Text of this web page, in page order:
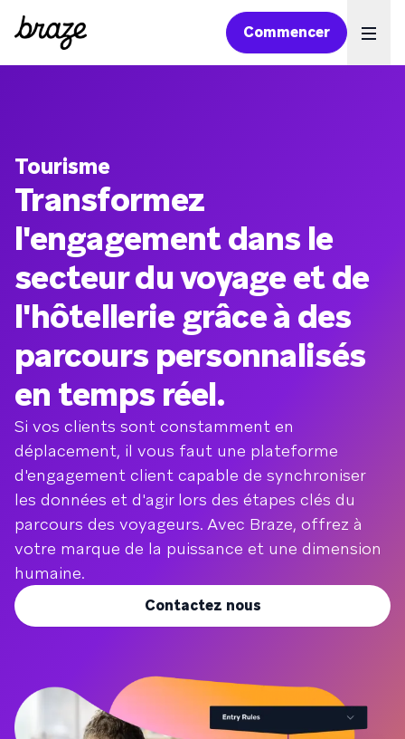
Commencer
Tourisme
Transformez
l'engagement dans le
secteur du voyage et de
l'hôtellerie grâce à des
parcours personnalisés
en temps réel.
Si vos clients sont constamment en
déplacement, il vous faut une plateforme
d'engagement client capable de synchroniser
les données et d'agir lors des étapes clés du
parcours des voyageurs. Avec Braze, offrez à
votre marque de la puissance et une dimension
humaine.
Contactez nous